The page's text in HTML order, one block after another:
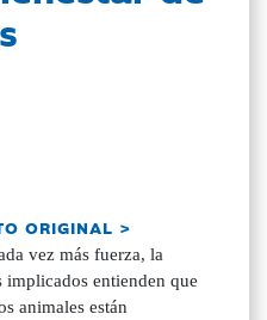
ORIGINAL >
vez más fuerza, la
implicados entienden que
animales están